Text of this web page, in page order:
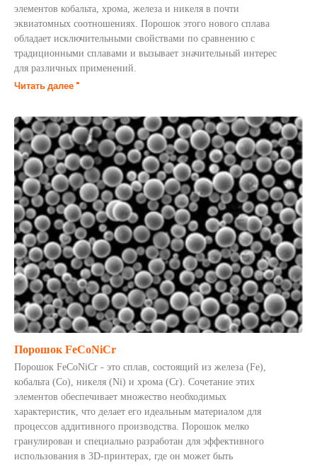
элементов кобальта, хрома, железа и никеля в почти
эквиатомных соотношениях. Порошок этого нового сплава
обладает исключительными свойствами по сравнению с
традиционными сплавами и вызывает значительный интерес
для различных применений.
Читать далее "
Порошок FeCoNiCr
Порошок FeCoNiCr - это сплав, состоящий из железа (Fe),
кобальта (Co), никеля (Ni) и хрома (Cr). Сочетание этих
элементов обеспечивает множество необходимых
характеристик, что делает его идеальным материалом для
процессов аддитивного производства. Порошок мелко
гранулирован и специально разработан для эффективного
использования в 3D-принтерах, где он может быть